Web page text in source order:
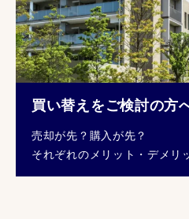
買い替えをご検討の方
売却が先？購入が先？
それぞれのメリット・デメリ